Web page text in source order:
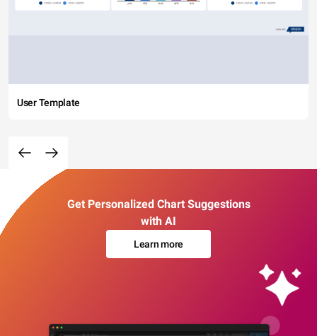
User Template
Get Personalized Chart Suggestions
with AI
Learn more